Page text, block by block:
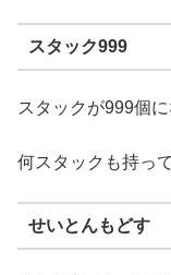
スタック999
スタックが999個に
何スタックも持っ
せいとんもどす